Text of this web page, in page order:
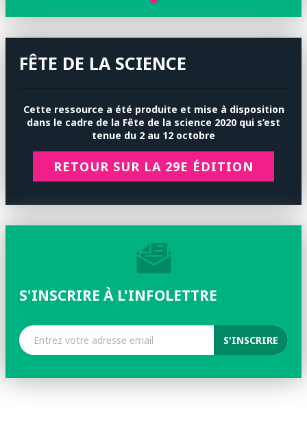
FÊTE DE LA SCIENCE
Cette ressource a été produite et mise à disposition
dans le cadre de la Fête de la science 2020 qui s’est
tenue du 2 au 12 octobre
RETOUR SUR LA 29E ÉDITION
S'INSCRIRE À L'INFOLETTRE